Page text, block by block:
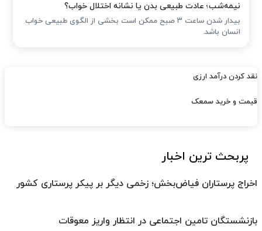
نیمه‌شب؛ عادت طبیعی بدن یا نشانه اختلال خواب؟
بیدار شدن ساعت ۳ صبح ممکن است بخشی از الگوی طبیعی خواب
انسان باشد.
نقد کردن درآمد ارزی
قیمت و خرید سمعک
پربحث ترین اخبار
اخراج پرستاران فیاض‌بخش؛ زخمی دیگر بر پیکر پرستاری کشور
بازنشستگان تامین اجتماعی در انتظار واریز معوقات